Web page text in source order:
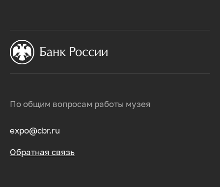
По общим вопросам работы музея
expo@cbr.ru
Обратная связь